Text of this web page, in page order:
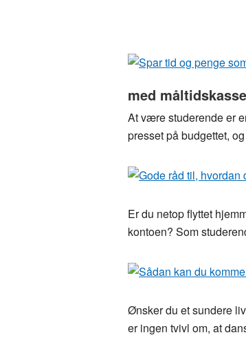
med
At være studerende er
presset på budgettet,
Er du netop flyttet
kontoen? Som
Ønsker du et sundere
er ingen tvivl om, at